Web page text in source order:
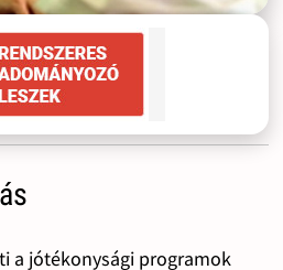
a jótékonysági programok